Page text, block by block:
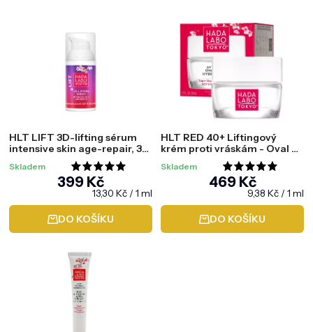
HLT LIFT 3D-lifting sérum
intensive skin age-repair, 30
Průměrné
hodnocení
produktu
je
5,0
z
5
hvězdiček.
Skladem
399 Kč
Měrná
cena:
13,30 Kč / 1 ml
DO KOŠÍKU
HLT RED 40+ Liftingový
krém proti vráskám - Oval V-
Lift Hydro Cream, 50 ml
Průměrné
hodnocení
produktu
je
Skladem
469 Kč
Měrná
cena:
9,38 Kč / 1 ml
DO KOŠÍKU